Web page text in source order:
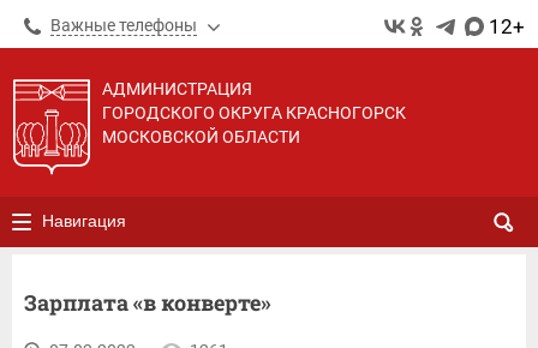
Важные телефоны 12+
АДМИНИСТРАЦИЯ
ГОРОДСКОГО ОКРУГА КРАСНОГОРСК
МОСКОВСКОЙ ОБЛАСТИ
Навигация
Зарплата «в конверте»